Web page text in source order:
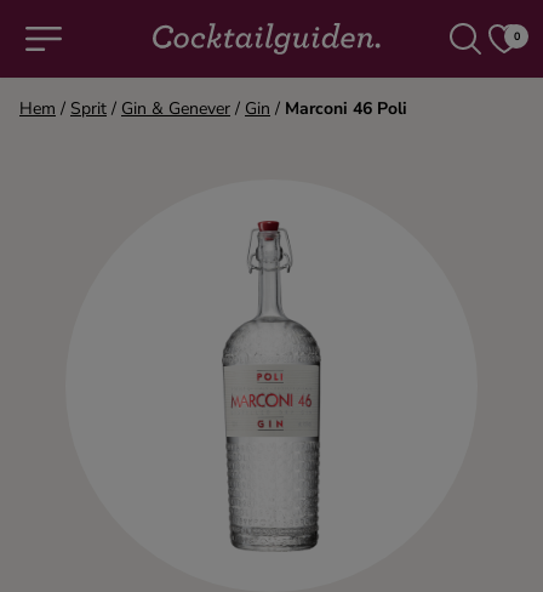
0
Alla cocktails & drinkar
Hem / Sprit / Gin & Genever / Gin / Marconi 46 Poli